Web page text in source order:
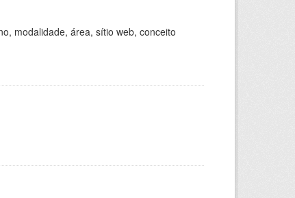
modalidade, área, sítio web, conceito